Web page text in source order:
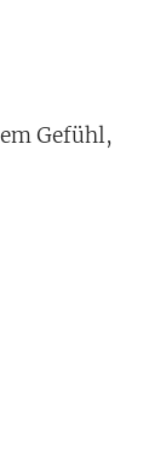
Gefühl,